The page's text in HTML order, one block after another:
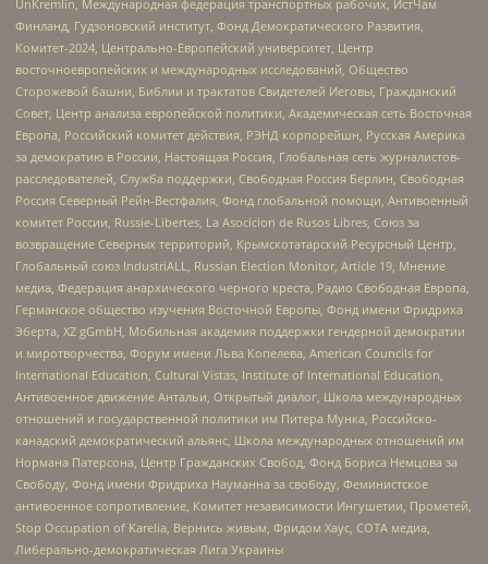
UnKremlin, Международная федерация транспортных рабочих, ИстЧам
Финланд, Гудзоновский институт, Фонд Демократического Развития,
Комитет-2024, Центрально-Европейский университет, Центр
восточноевропейских и международных исследований, Общество
Сторожевой башни, Библии и трактатов Свидетелей Иеговы, Гражданский
Совет, Центр анализа европейской политики, Академическая сеть Восточная
Европа, Российский комитет действия, РЭНД корпорейшн, Русская Америка
за демократию в России, Настоящая Россия, Глобальная сеть журналистов-
расследователей, Служба поддержки, Свободная Россия Берлин, Свободная
Россия Северный Рейн-Вестфалия, Фонд глобальной помощи, Антивоенный
комитет России, Russie-Libertes, La Asocicion de Rusos Libres, Союз за
возвращение Северных территорий, Крымскотатарский Ресурсный Центр,
Глобальный союз IndustriALL, Russian Election Monitor, Article 19, Мнение
медиа, Федерация анархического черного креста, Радио Свободная Европа,
Германское общество изучения Восточной Европы, Фонд имени Фридриха
Эберта, XZ gGmbH, Мобильная академия поддержки гендерной демократии
и миротворчества, Форум имени Льва Копелева, American Councils for
International Education, Cultural Vistas, Institute of International Education,
Антивоенное движение Антальи, Открытый диалог, Школа международных
отношений и государственной политики им Питера Мунка, Российско-
канадский демократический альянс, Школа международных отношений им
Нормана Патерсона, Центр Гражданских Свобод, Фонд Бориса Немцова за
Свободу, Фонд имени Фридриха Науманна за свободу, Феминистское
антивоенное сопротивление, Комитет независимости Ингушетии, Прометей,
Stop Occupation of Karelia, Вернись живым, Фридом Хаус, СОТА медиа,
Либерально-демократическая Лига Украины